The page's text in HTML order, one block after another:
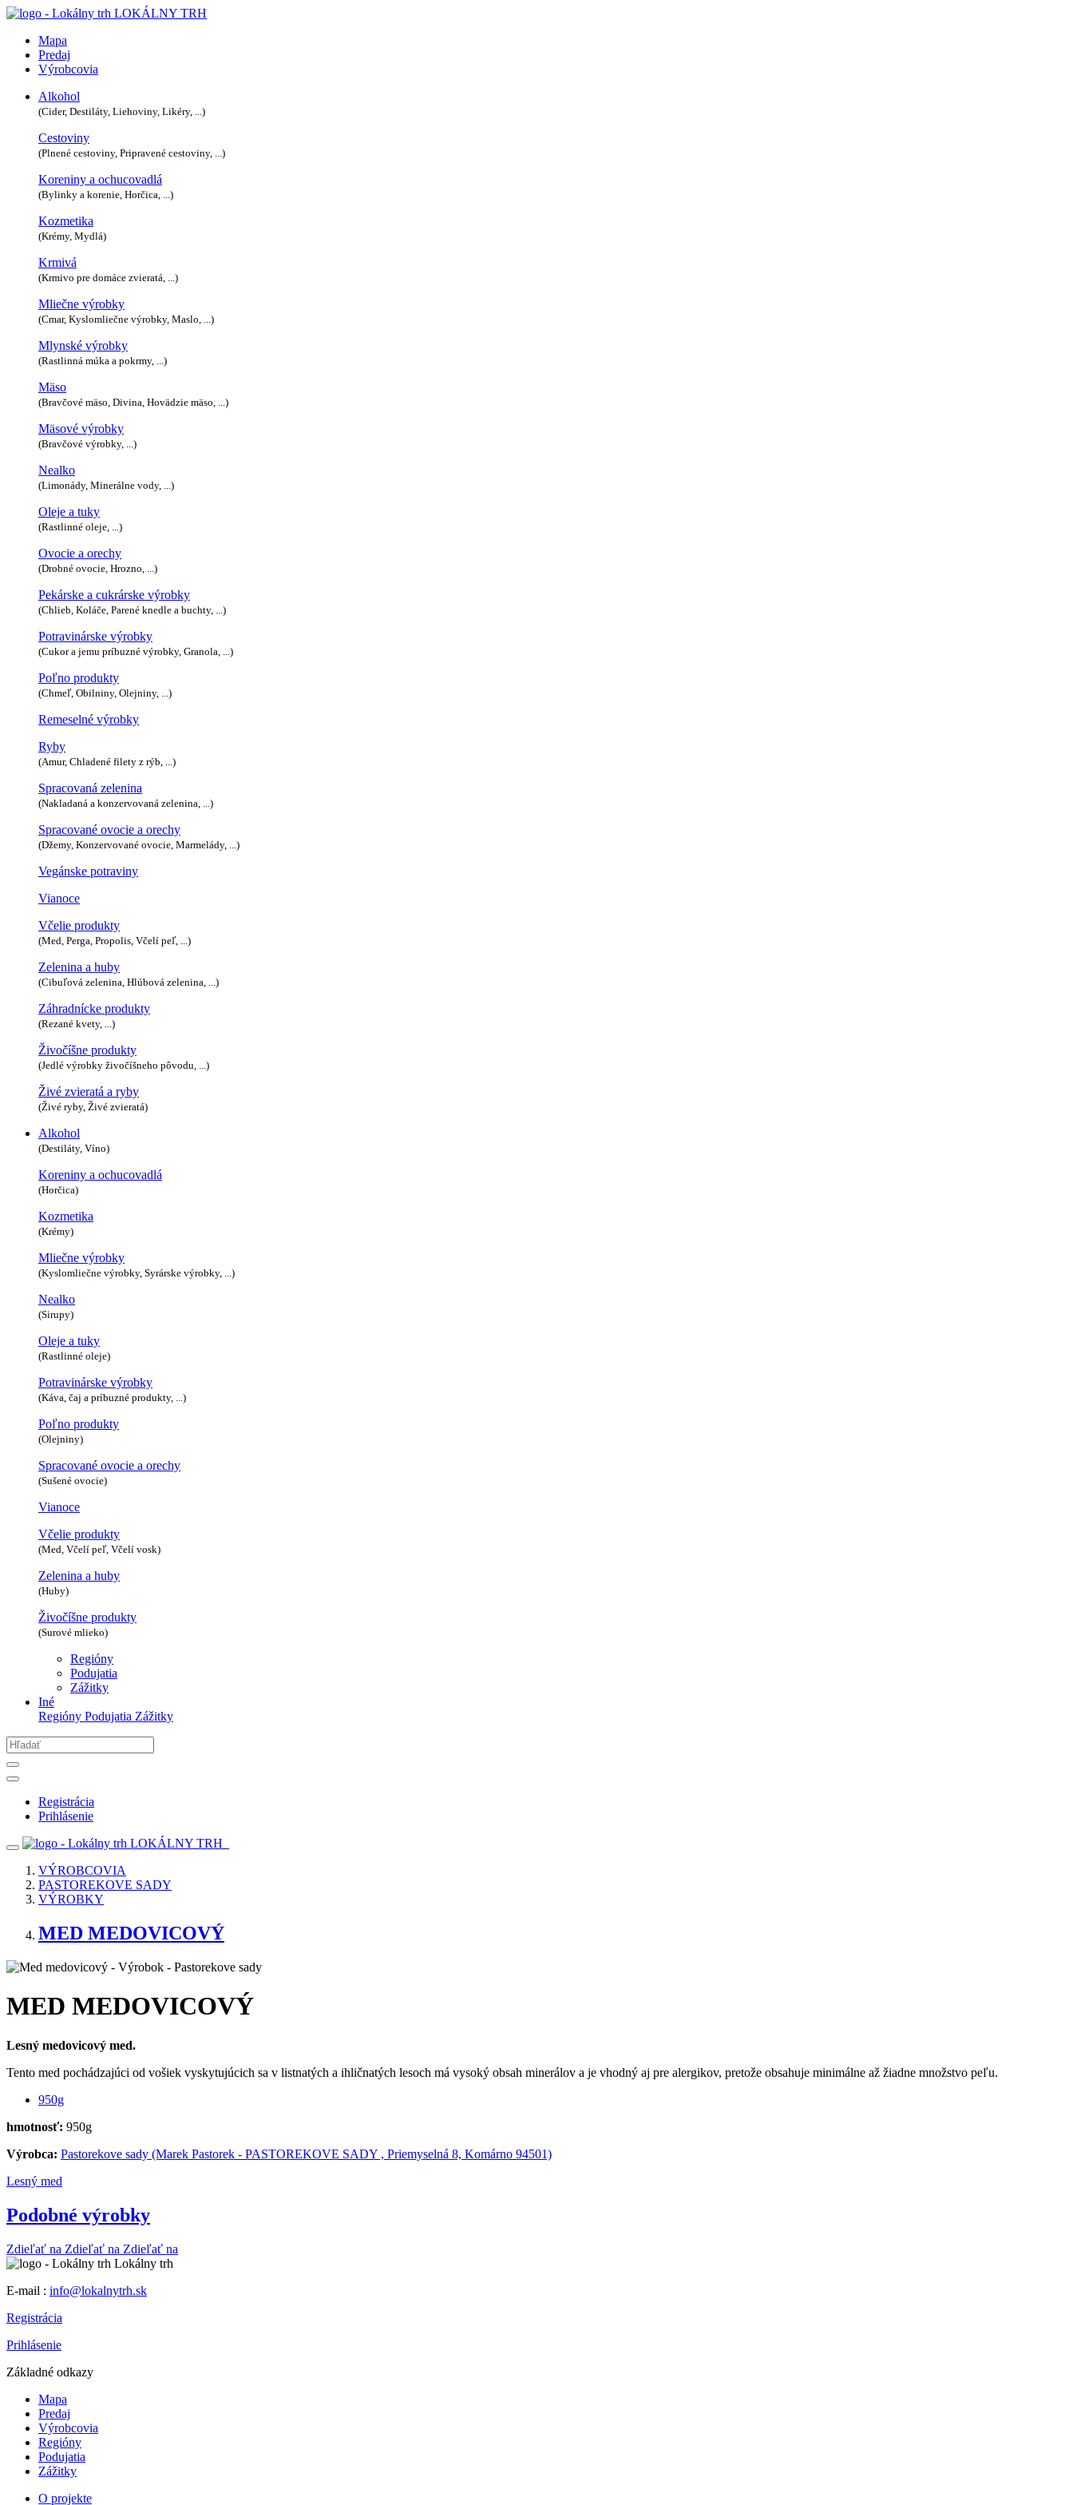
LOKÁLNY TRH
Mapa
Predaj
Výrobcovia
Alkohol
(Cider, Destiláty, Liehoviny, Likéry, ...)
Cestoviny
(Plnené cestoviny, Pripravené cestoviny, ...)
Koreniny a ochucovadlá
(Bylinky a korenie, Horčica, ...)
Kozmetika
(Krémy, Mydlá)
Krmivá
(Krmivo pre domáce zvieratá, ...)
Mliečne výrobky
(Cmar, Kyslomliečne výrobky, Maslo, ...)
Mlynské výrobky
(Rastlinná múka a pokrmy, ...)
Mäso
(Bravčové mäso, Divina, Hovädzie mäso, ...)
Mäsové výrobky
(Bravčové výrobky, ...)
Nealko
(Limonády, Minerálne vody, ...)
Oleje a tuky
(Rastlinné oleje, ...)
Ovocie a orechy
(Drobné ovocie, Hrozno, ...)
Pekárske a cukrárske výrobky
(Chlieb, Koláče, Parené knedle a buchty, ...)
Potravinárske výrobky
(Cukor a jemu príbuzné výrobky, Granola, ...)
Poľno produkty
(Chmeľ, Obilniny, Olejniny, ...)
Remeselné výrobky
Ryby
(Amur, Chladené filety z rýb, ...)
Spracovaná zelenina
(Nakladaná a konzervovaná zelenina, ...)
Spracované ovocie a orechy
(Džemy, Konzervované ovocie, Marmelády, ...)
Vegánske potraviny
Vianoce
Včelie produkty
(Med, Perga, Propolis, Včelí peľ, ...)
Zelenina a huby
(Cibuľová zelenina, Hlúbová zelenina, ...)
Záhradnícke produkty
(Rezané kvety, ...)
Živočíšne produkty
(Jedlé výrobky živočíšneho pôvodu, ...)
Živé zvieratá a ryby
(Živé ryby, Živé zvieratá)
Alkohol
(Destiláty, Víno)
Koreniny a ochucovadlá
(Horčica)
Kozmetika
(Krémy)
Mliečne výrobky
(Kyslomliečne výrobky, Syrárske výrobky, ...)
Nealko
(Sirupy)
Oleje a tuky
(Rastlinné oleje)
Potravinárske výrobky
(Káva, čaj a príbuzné produkty, ...)
Poľno produkty
(Olejniny)
Spracované ovocie a orechy
(Sušené ovocie)
Vianoce
Včelie produkty
(Med, Včelí peľ, Včelí vosk)
Zelenina a huby
(Huby)
Živočíšne produkty
(Surové mlieko)
Regióny
Podujatia
Zážitky
Iné
Regióny Podujatia Zážitky
Registrácia
Prihlásenie
LOKÁLNY TRH
VÝROBCOVIA
PASTOREKOVE SADY
VÝROBKY
MED MEDOVICOVÝ
MED MEDOVICOVÝ
Lesný medovicový med.
Tento med pochádzajúci od vošiek vyskytujúcich sa v listnatých a ihličnatých lesoch má vysoký obsah minerálov a je vhodný aj pre alergikov, pretože obsahuje minimálne až žiadne množstvo peľu.
950g
hmotnosť: 950g
Výrobca: Pastorekove sady (Marek Pastorek - PASTOREKOVE SADY , Priemyselná 8, Komárno 94501)
Lesný med
Podobné výrobky
Zdieľať na Zdieľať na Zdieľať na
Lokálny trh
E-mail : info@lokalnytrh.sk
Registrácia
Prihlásenie
Základné odkazy
Mapa
Predaj
Výrobcovia
Regióny
Podujatia
Zážitky
O projekte